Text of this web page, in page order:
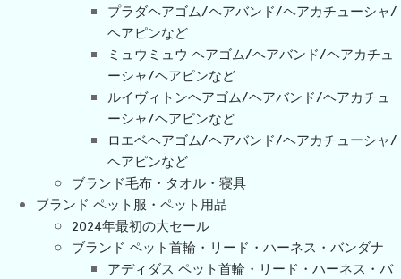
プラダヘアゴム/ヘアバンド/ヘアカチューシャ/
ヘアピンなど
ミュウミュウ ヘアゴム/ヘアバンド/ヘアカチュ
ーシャ/ヘアピンなど
ルイヴィトンヘアゴム/ヘアバンド/ヘアカチュ
ーシャ/ヘアピンなど
ロエベヘアゴム/ヘアバンド/ヘアカチューシャ/
ヘアピンなど
ブランド毛布・タオル・寝具
ブランド ペット服・ペット用品
2024年最初の大セール
ブランド ペット首輪・リード・ハーネス・バンダナ
アディダス ペット首輪・リード・ハーネス・バ